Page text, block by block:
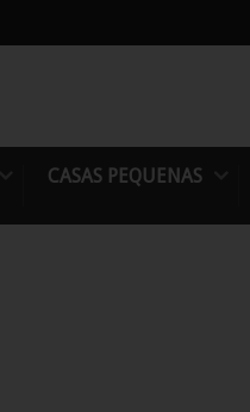
CASAS PEQUENAS